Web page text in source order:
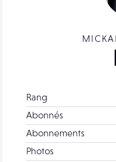
Rang
Abonnés
Abonnements
Photos